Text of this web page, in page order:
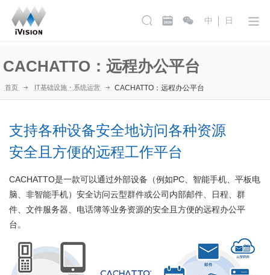
中 日
CACHATTO：远程办公平台
首页 IT基础设施・系统运营 CACHATTO：远程办公平台
支持各种设备安全地访问各种资源
安全且方便的远程工作平台
CACHATTO是一款可以通过外部设备（例如PC、智能手机、平板电
脑、非智能手机）安全访问云型群件或公司内部邮件、日程、群
件、文件服务器、电话簿等业务资源的安全且方便的远程办公平
台。